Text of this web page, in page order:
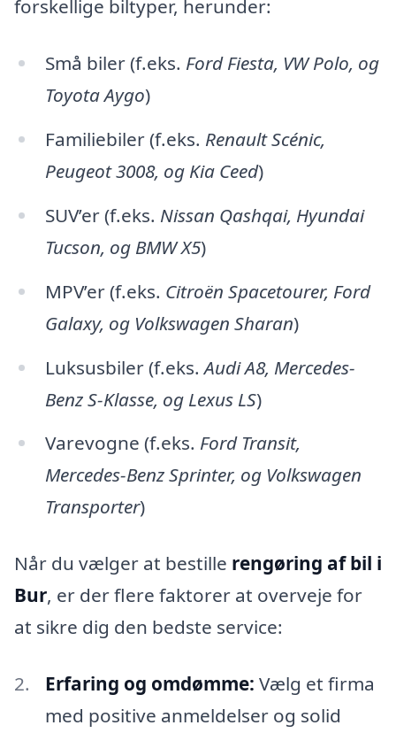
forskellige biltyper, herunder:
Små biler (f.eks. Ford Fiesta, VW Polo, og
Toyota Aygo)
Familiebiler (f.eks. Renault Scénic,
Peugeot 3008, og Kia Ceed)
SUV’er (f.eks. Nissan Qashqai, Hyundai
Tucson, og BMW X5)
MPV’er (f.eks. Citroën Spacetourer, Ford
Galaxy, og Volkswagen Sharan)
Luksusbiler (f.eks.Audi A8, Mercedes-
Benz S-Klasse, og Lexus LS)
Varevogne (f.eks. Ford Transit,
Mercedes-Benz Sprinter, og Volkswagen
Transporter)
Når du vælger at bestille rengøring af bil i
Bur, er der flere faktorer at overveje for
at sikre dig den bedste service:
Erfaring og omdømme: Vælg et firma
med positive anmeldelser og solid